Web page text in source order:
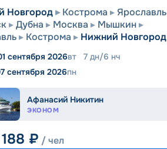
Новгород Кострома
Ярославль
Дубна Москва
Мышкин
Кострома Нижний Новгород
сентября 2026вт 7 дн/6 нч
сентября 2026пн
Афанасий Никитин
ЭКОНОМ
₽ / чел